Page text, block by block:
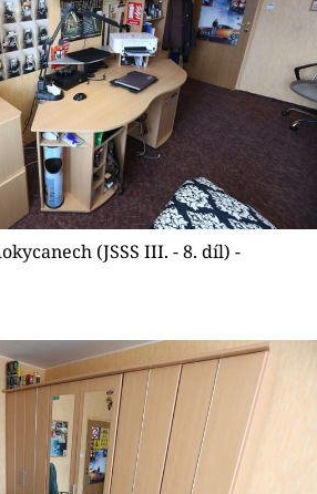
(JSSS III. - 8. díl) -